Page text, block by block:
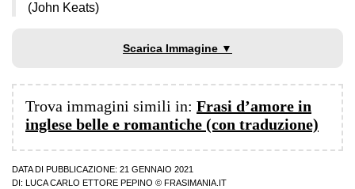
(John Keats)
Scarica Immagine ▼
Trova immagini simili in: Frasi d’amore in
inglese belle e romantiche (con traduzione)
DATA DI PUBBLICAZIONE: 21 GENNAIO 2021
DI:
LUCA CARLO ETTORE PEPINO © FRASIMANIA.IT